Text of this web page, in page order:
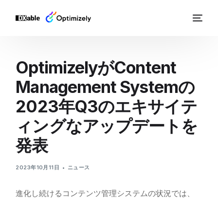
OptimizelyがContent
Management Systemの
2023年Q3のエキサイテ
ィングなアップデートを
発表
2023年10月11日 ニュース
進化し続けるコンテンツ管理システムの状況では、